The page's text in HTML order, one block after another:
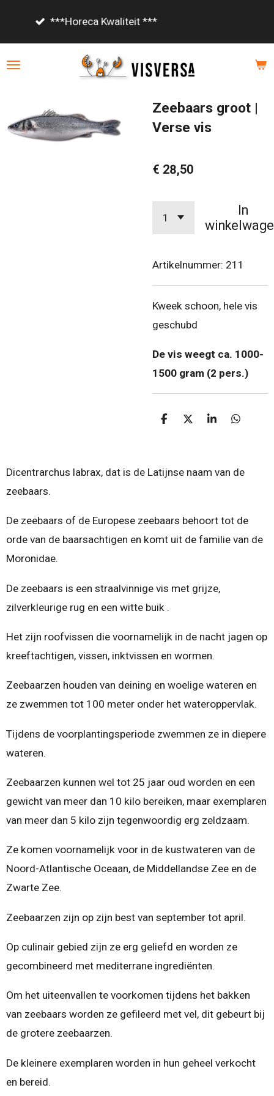
de
Vanaf €85,- gratis bezorgd!
Zeebaars groot |
Verse vis
€ 28,50
In
Artikelnummer: 211
Kweek schoon, hele vis
geschubd
De vis weegt ca. 1000-
1500 gram (2 pers.)
D
n
D
S
e
D
n
Dicentrarchus labrax, dat is de Latijnse naam van de
zeebaars.
De zeebaars of de Europese zeebaars behoort tot de
orde van de baarsachtigen en komt uit de familie van de
Moronidae.
De zeebaars is een straalvinnige vis met grijze,
zilverkleurige rug en een witte buik .
Het zijn roofvissen die voornamelijk in de nacht jagen op
kreeftachtigen, vissen, inktvissen en wormen.
Zeebaarzen houden van deining en woelige wateren en
ze zwemmen tot 100 meter onder het wateroppervlak.
Tijdens de voorplantingsperiode zwemmen ze in diepere
wateren.
Zeebaarzen kunnen wel tot 25 jaar oud worden en een
gewicht van meer dan 10 kilo bereiken, maar exemplaren
van meer dan 5 kilo zijn tegenwoordig erg zeldzaam.
Ze komen voornamelijk voor in de kustwateren van de
Noord-Atlantische Oceaan, de Middellandse Zee en de
Zwarte Zee.
Zeebaarzen zijn op zijn best van september tot april.
Op culinair gebied zijn ze erg geliefd en worden ze
gecombineerd met mediterrane ingrediënten.
Om het uiteenvallen te voorkomen tijdens het bakken
van zeebaars worden ze gefileerd met vel, dit gebeurt bij
de grotere zeebaarzen.
De kleinere exemplaren worden in hun geheel verkocht
en bereid.